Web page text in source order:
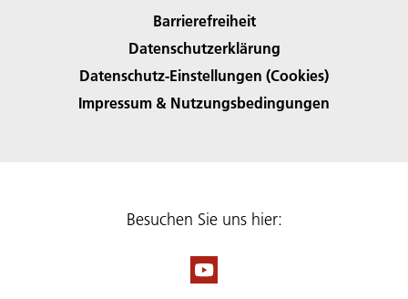
Barrierefreiheit
Datenschutzerklärung
Datenschutz-Einstellungen (Cookies)
Impressum & Nutzungsbedingungen
Besuchen Sie uns hier: